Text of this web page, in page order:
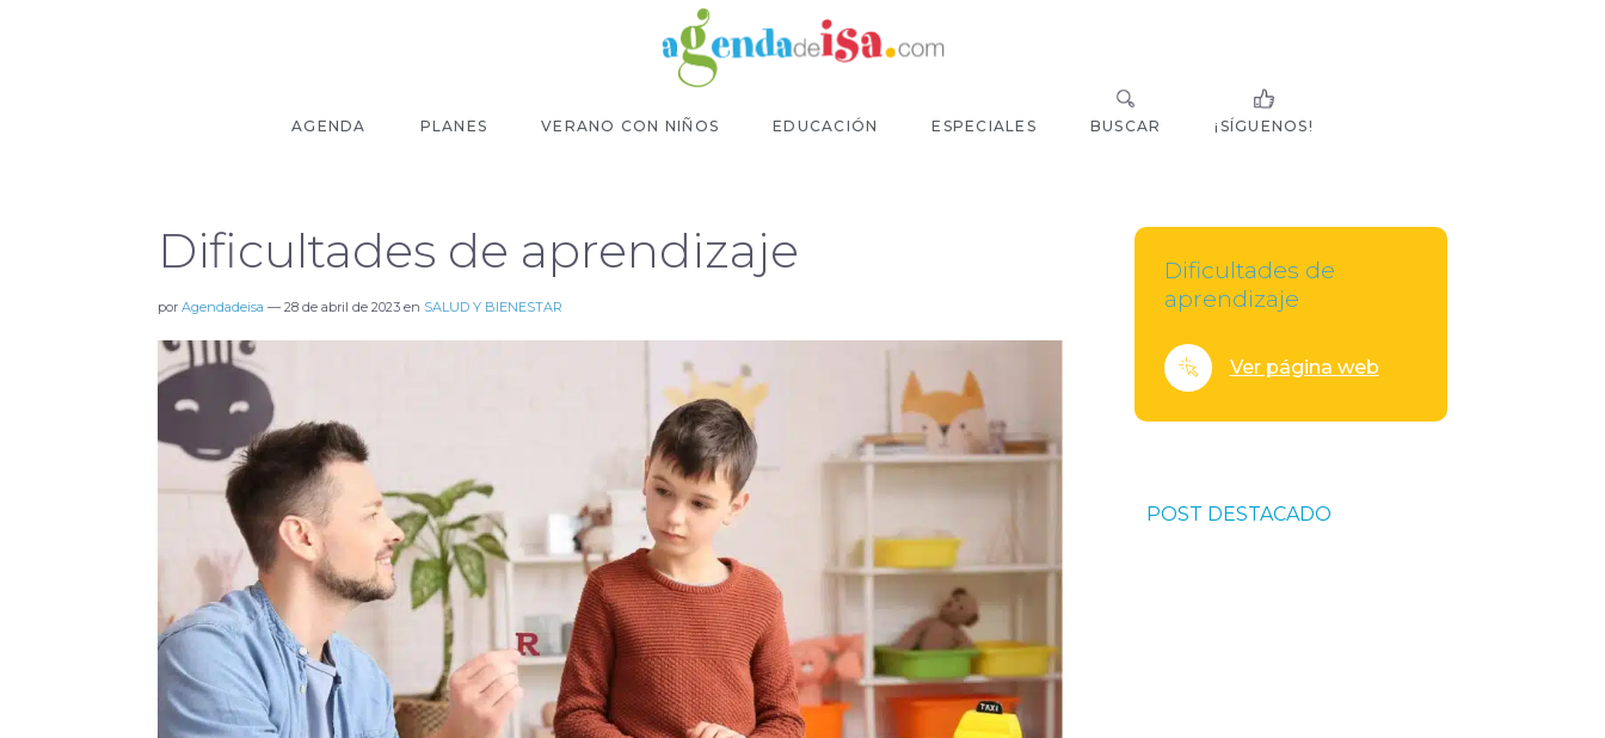
AGENDA PLANES VERANO CON NIÑOS EDUCACIÓN ESPECIALES BUSCAR ¡SÍGUENOS!
Dificultades de aprendizaje
por Agendadeisa — 28 de abril de 2023 en SALUD Y BIENESTAR
Dificultades de
aprendizaje
Ver página web
POST DESTACADO